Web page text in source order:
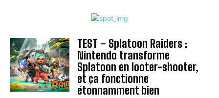
TEST – Splatoon Raiders :
Nintendo transforme
Splatoon en looter-shooter,
et ça fonctionne
étonnamment bien